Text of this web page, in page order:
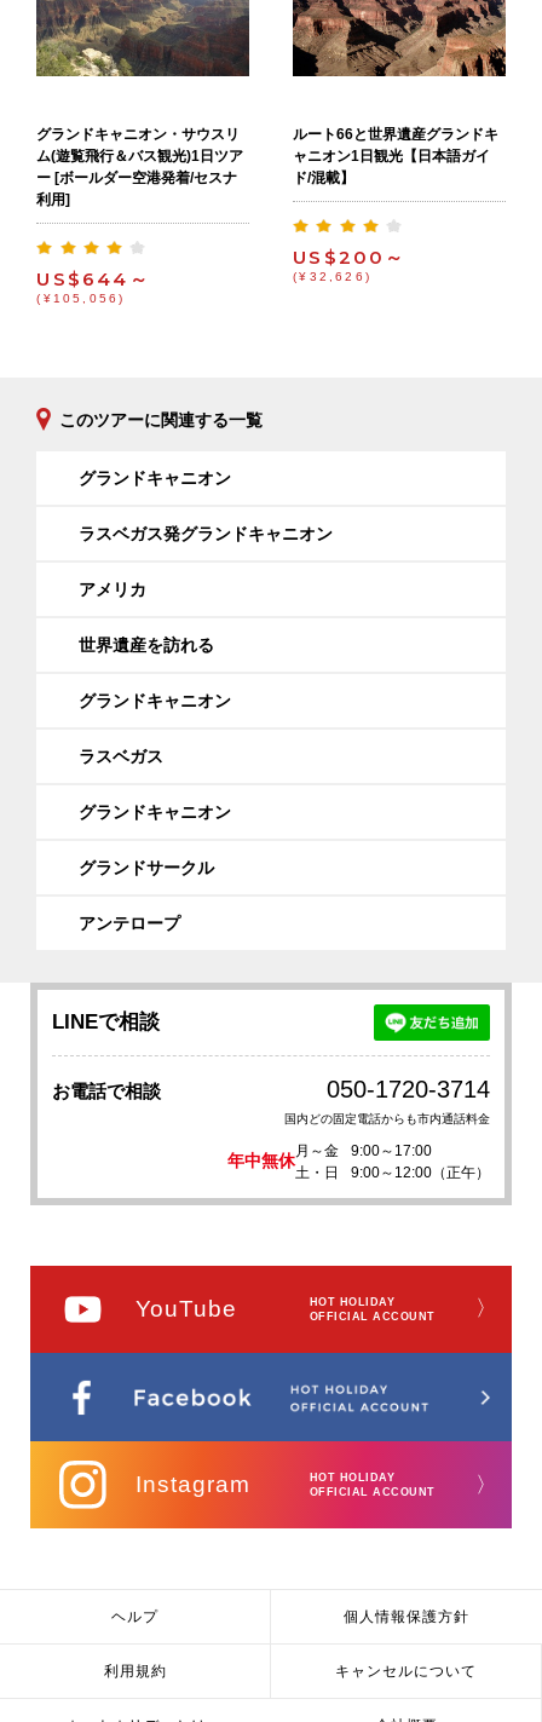
グランドキャニオン・サウスリ
ム(遊覧飛行＆バス観光)1日ツア
ー [ボールダー空港発着/セスナ
利用]
US$644～
(¥105,056)
ルート66と世界遺産グランドキ
ャニオン1日観光【日本語ガイ
ド/混載】
US$200～
(¥32,626)
このツアーに関連する一覧
グランドキャニオン
ラスベガス発グランドキャニオン
アメリカ
世界遺産を訪れる
グランドキャニオン
ラスベガス
グランドキャニオン
グランドサークル
アンテロープ
LINEで相談
お電話で相談 050-1720-3714
国内どの固定電話からも市内通話料金
年中無休
月～金
9:00～17:00
土・日
9:00～12:00（正午）
YouTube
HOT HOLIDAY
OFFICIAL ACCOUNT
〉
Instagram
HOT HOLIDAY
OFFICIAL ACCOUNT
〉
ヘルプ 個人情報保護方針
利用規約 キャンセルについて